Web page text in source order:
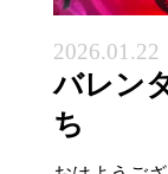
2026.01.22
バレン
ち